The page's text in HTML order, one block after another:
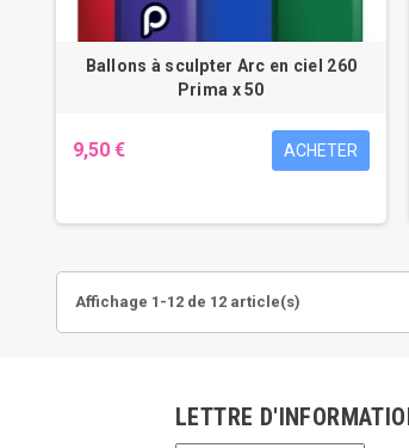
Ballons à sculpter Arc en ciel 260
Prima x 50
9,50 € ACHETER
Affichage 1-12 de 12 article(s)
LETTRE